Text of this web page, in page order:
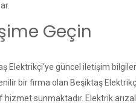
Geçin
Elektrikçi'ye güncel iletişim
bir firma olan Beşiktaş
sunmaktadır. Elektrik